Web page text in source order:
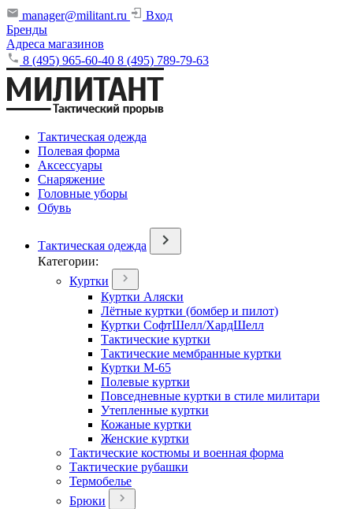
manager@militant.ru
Вход
Бренды
Адреса магазинов
8 (495) 965-60-40 8 (495) 789-79-63
Тактическая одежда
Полевая форма
Аксессуары
Снаряжение
Головные уборы
Обувь
Тактическая одежда
Категории:
Куртки
Куртки Аляски
Лётные куртки (бомбер и пилот)
Куртки СофтШелл/ХардШелл
Тактические куртки
Тактические мембранные куртки
Куртки М-65
Полевые куртки
Повседневные куртки в стиле милитари
Утепленные куртки
Кожаные куртки
Женские куртки
Тактические костюмы и военная форма
Тактические рубашки
Термобелье
Брюки